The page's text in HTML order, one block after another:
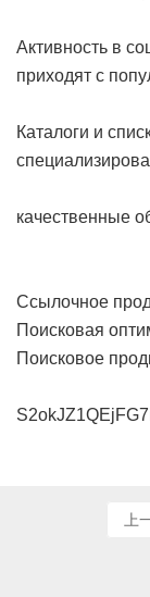
Активность в
приходят с
Каталоги и
качественные
Ссылочное
Поисковая
Поисковое
上